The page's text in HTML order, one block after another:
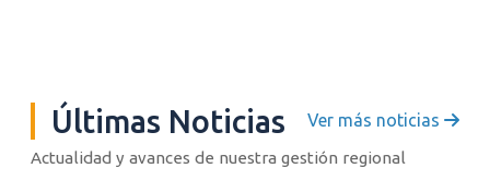
Últimas Noticias Ver más noticias
Actualidad y avances de nuestra gestión regional